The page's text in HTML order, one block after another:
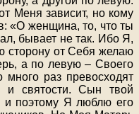
Меня зависит, но кому
«О женщина, то, что ты
бывает не так. Ибо Я,
сторону от Себя желаю
а по левую – Своего
раз превосходят
и святости. Сын твой
и поэтому Я люблю его